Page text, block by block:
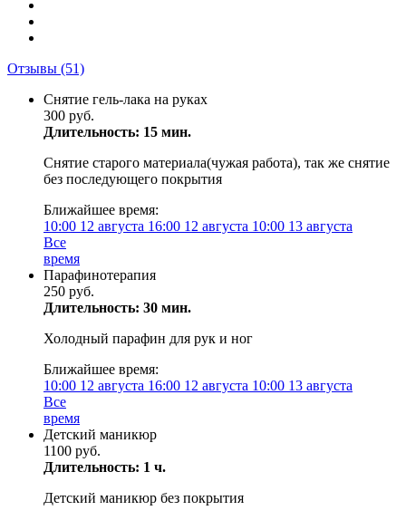
Отзывы (51)
Снятие гель-лака на руках
300 руб.
Длительность: 15 мин.
Снятие старого материала(чужая работа), так же снятие
без последующего покрытия
Ближайшее время:
10:00 12 августа 16:00 12 августа 10:00 13 августа
Все
время
Парафинотерапия
250 руб.
Длительность: 30 мин.
Холодный парафин для рук и ног
Ближайшее время:
10:00 12 августа 16:00 12 августа 10:00 13 августа
Все
время
Детский маникюр
1100 руб.
Длительность: 1 ч.
Детский маникюр без покрытия